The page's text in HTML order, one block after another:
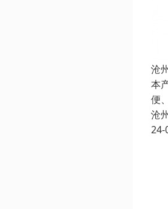
沧
本
便
沧
24-